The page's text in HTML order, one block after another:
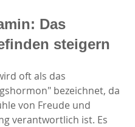
Das
steigern
oft als das
bezeichnet, da
von Freude und
verantwortlich ist. Es